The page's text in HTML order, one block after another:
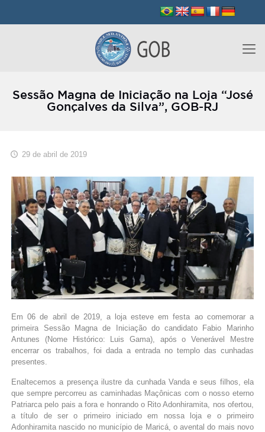
Sessão Magna de Iniciação na Loja “José
Gonçalves da Silva”, GOB-RJ
29 de abril de 2019
Em 06 de abril de 2019, a loja esteve em festa ao comemorar a
primeira Sessão Magna de Iniciação do candidato Fabio Marinho
Antunes (Nome Histórico: Luis Gama), após o Venerável Mestre
encerrar os trabalhos, foi dada a entrada no templo das cunhadas
presentes.
Enaltecemos a presença ilustre da cunhada Vanda e seus filhos, ela
que sempre percorreu as caminhadas Maçônicas com o nosso eterno
Patriarca pelo pais a fora e honrando o Rito Adonhiramita, nos ofertou,
a título de ser o primeiro iniciado em nossa loja e o primeiro
Adonhiramita nascido no município de Maricá, o avental do mais novo